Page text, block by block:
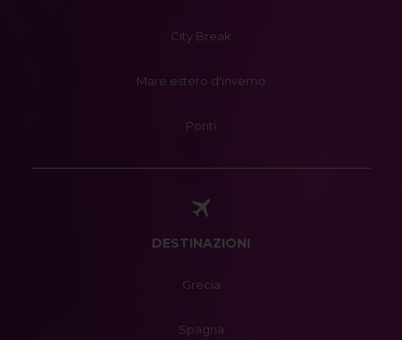
City Break
Mare estero d'inverno
Ponti
DESTINAZIONI
Grecia
Spagna